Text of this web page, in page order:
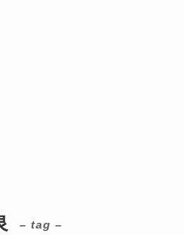
– tag –